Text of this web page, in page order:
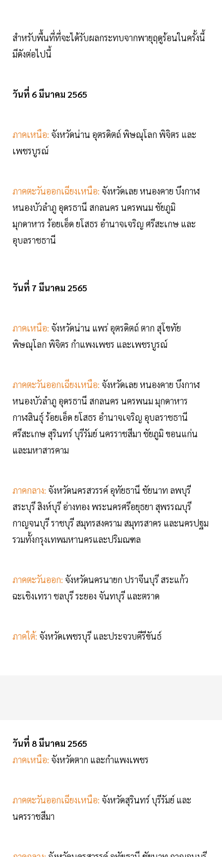
สำหรับพื้นที่ที่จะได้รับผลกระทบจากพายุฤดูร้อนในครั้งนี้
มีดังต่อไปนี้
วันที่ 6 มีนาคม 2565
ภาคเหนือ: จังหวัดน่าน อุตรดิตถ์ พิษณุโลก พิจิตร และ
เพชรบูรณ์
ภาคตะวันออกเฉียงเหนือ: จังหวัดเลย หนองคาย บึงกาฬ
หนองบัวลำภู อุดรธานี สกลนคร นครพนม ชัยภูมิ
มุกดาหาร ร้อยเอ็ด ยโสธร อำนาจเจริญ ศรีสะเกษ และ
อุบลราชธานี
วันที่ 7 มีนาคม 2565
ภาคเหนือ: จังหวัดน่าน แพร่ อุตรดิตถ์ ตาก สุโขทัย
พิษณุโลก พิจิตร กำแพงเพชร และเพชรบูรณ์
ภาคตะวันออกเฉียงเหนือ: จังหวัดเลย หนองคาย บึงกาฬ
หนองบัวลำภู อุดรธานี สกลนคร นครพนม มุกดาหาร
กาฬสินธุ์ ร้อยเอ็ด ยโสธร อำนาจเจริญ อุบลราชธานี
ศรีสะเกษ สุรินทร์ บุรีรัมย์ นครราชสีมา ชัยภูมิ ขอนแก่น
และมหาสารคาม
ภาคกลาง: จังหวัดนครสวรรค์ อุทัยธานี ชัยนาท ลพบุรี
สระบุรี สิงห์บุรี อ่างทอง พระนครศรีอยุธยา สุพรรณบุรี
กาญจนบุรี ราชบุรี สมุทรสงคราม สมุทรสาคร และนครปฐม
รวมทั้งกรุงเทพมหานครและปริมณฑล
ภาคตะวันออก: จังหวัดนครนายก ปราจีนบุรี สระแก้ว
ฉะเชิงเทรา ชลบุรี ระยอง จันทบุรี และตราด
ภาคใต้: จังหวัดเพชรบุรี และประจวบคีรีขันธ์
วันที่ 8 มีนาคม 2565
ภาคเหนือ: จังหวัดตาก และกำแพงเพชร
ภาคตะวันออกเฉียงเหนือ: จังหวัดสุรินทร์ บุรีรัมย์ และ
นครราชสีมา